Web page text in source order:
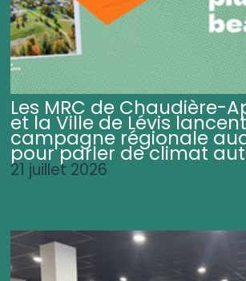
Les MRC de Chaudière-
et la Ville de Lévis
campagne régionale
pour parler de climat
21 juillet 2026